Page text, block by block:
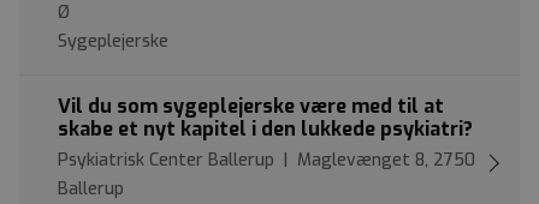
Ø
Sygeplejerske
Vil du som sygeplejerske være med til at
skabe et nyt kapitel i den lukkede psykiatri?
Psykiatrisk Center Ballerup | Maglevænget 8, 2750
Ballerup